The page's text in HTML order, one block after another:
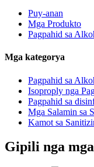
Puy-anan
Mga Produkto
Pagpahid sa
Mga kategorya
Pagpahid sa
Isoproply nga
Pagpahid sa
Mga Salamin sa
Kamot sa
Gipili nga